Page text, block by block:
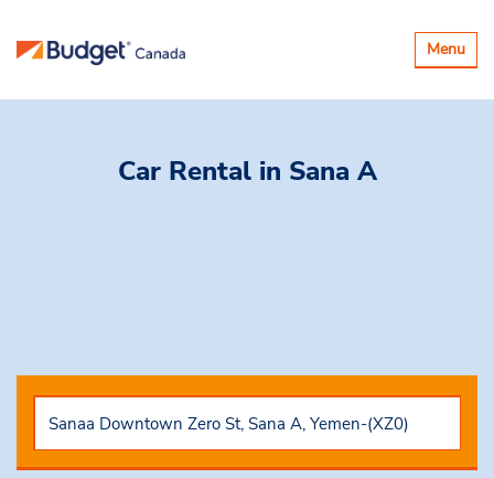
Basculer
la
Menu
Car Rental in Sana A